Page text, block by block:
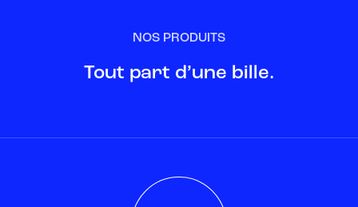
NOS PRODUITS
Tout part d’une bille.